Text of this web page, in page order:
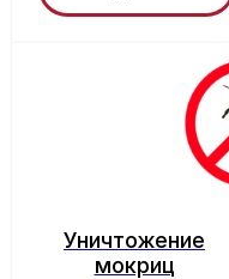
Уничтожение
мокриц